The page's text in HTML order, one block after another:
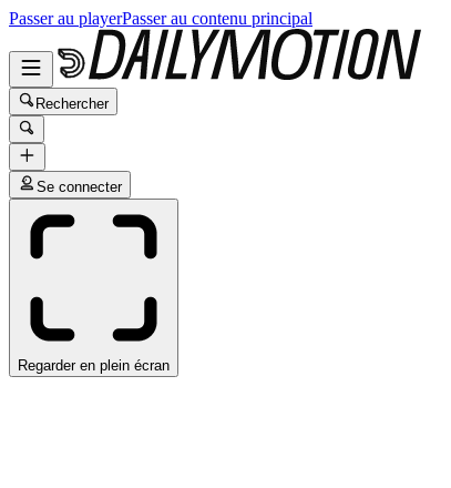
Passer au playerPasser au contenu principal
Rechercher
Se connecter
Regarder en plein écran